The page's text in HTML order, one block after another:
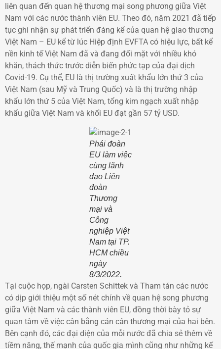
liên quan đến quan hệ thương mại song phương giữa Việt
Nam với các nước thành viên EU. Theo đó, năm 2021 đã tiếp
tục ghi nhận sự phát triển đáng kể của quan hệ giao thương
Việt Nam – EU kể từ lúc Hiệp định EVFTA có hiệu lực, bất kể
nền kinh tế Việt Nam đã và đang đối mặt với nhiều khó
khăn, thách thức trước diễn biến phức tạp của đại dịch
Covid-19. Cụ thể, EU là thị trường xuất khẩu lớn thứ 3 của
Việt Nam (sau Mỹ và Trung Quốc) và là thị trường nhập
khẩu lớn thứ 5 của Việt Nam, tổng kim ngạch xuất nhập
khẩu giữa Việt Nam và khối EU đạt gần 57 tỷ USD.
Phái đoàn
EU làm việc
cùng lãnh
đạo Liên
đoàn
Thương
mại và
Công
nghiệp Việt
Nam tại TP.
HCM chiều
ngày
8/3/2022.
Tại cuộc họp, ngài Carsten Schittek và Tham tán các nước
có dịp giới thiệu một số nét chính về quan hệ song phương
giữa Việt Nam và các thành viên EU, đồng thời bày tỏ sự
quan tâm về việc cân bằng cán cân thương mại của hai bên.
Bên cạnh đó, các đại diện của mỗi nước đã chia sẻ thêm về
tiềm năng, thế mạnh của quốc gia mình cũng như những kế